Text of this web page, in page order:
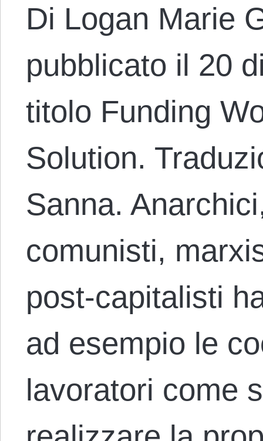
Di Logan Marie
pubblicato il 20
titolo Funding
Solution.
Sanna.
comunisti,
post-capitalisti
ad esempio le
lavoratori come